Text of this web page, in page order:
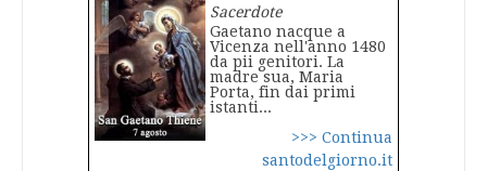
Sacerdote
Gaetano nacque a
Vicenza nell'anno 1480
da pii genitori. La
madre sua, Maria
Porta, fin dai primi
istanti...
>>> Continua
santodelgiorno.it